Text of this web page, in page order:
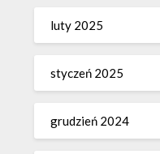
luty 2025
styczeń 2025
grudzień 2024